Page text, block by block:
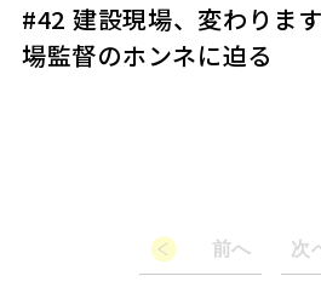
#42 建設現場、変わります。菱熱の女性現
場監督のホンネに迫る
前へ 次